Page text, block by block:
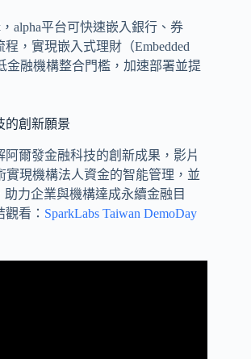
alpha平台可快速嵌入銀行、券
，實現嵌入式理財（Embedded
金融機構整合門檻，加速部署並提
的創新願景
爾發金融科技的創新成果，影片
實現機構法人資金的智能管理，並
助力企業與機構達成永續金融目
看： SparkLabs Taiwan DemoDay